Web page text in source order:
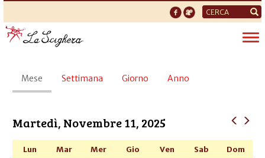
Form
di
ricerca
Schede
primarie
Mese (scheda
attiva)
Settimana Giorno Anno
Martedì, Novembre 11, 2025
Lun Mar Mer Gio Ven Sab Dom